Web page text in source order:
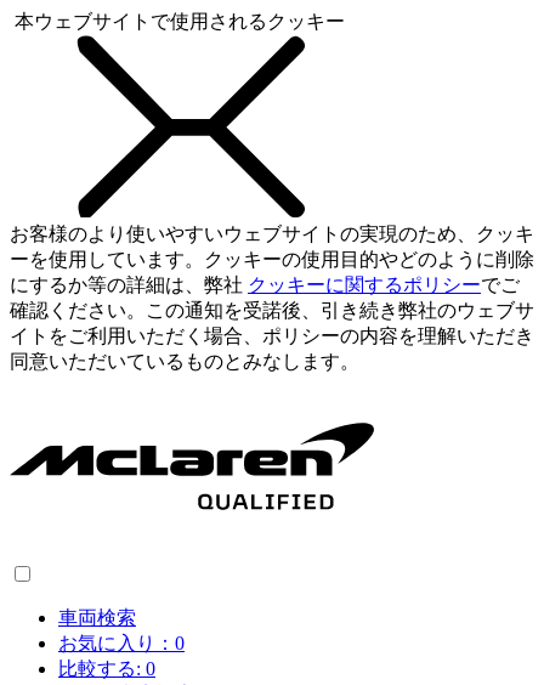
本ウェブサイトで使用されるクッキー
お客様のより使いやすいウェブサイトの実現のため、クッキ
ーを使用しています。クッキーの使用目的やどのように削除
にするか等の詳細は、弊社 クッキーに関するポリシーでご
確認ください。この通知を受諾後、引き続き弊社のウェブサ
イトをご利用いただく場合、ポリシーの内容を理解いただき
同意いただいているものとみなします。
車両検索
お気に入り： 0
比較する: 0